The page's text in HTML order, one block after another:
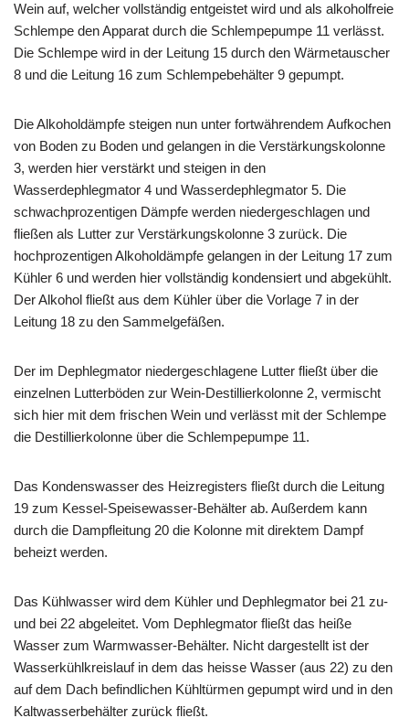
Wein auf, welcher vollständig entgeistet wird und als alkoholfreie
Schlempe den Apparat durch die Schlempepumpe 11 verlässt.
Die Schlempe wird in der Leitung 15 durch den Wärmetauscher
8 und die Leitung 16 zum Schlempebehälter 9 gepumpt.
Die Alkoholdämpfe steigen nun unter fortwährendem Aufkochen
von Boden zu Boden und gelangen in die Verstärkungskolonne
3, werden hier verstärkt und steigen in den
Wasserdephlegmator 4 und Wasserdephlegmator 5. Die
schwachprozentigen Dämpfe werden niedergeschlagen und
fließen als Lutter zur Verstärkungskolonne 3 zurück. Die
hochprozentigen Alkoholdämpfe gelangen in der Leitung 17 zum
Kühler 6 und werden hier vollständig kondensiert und abgekühlt.
Der Alkohol fließt aus dem Kühler über die Vorlage 7 in der
Leitung 18 zu den Sammelgefäßen.
Der im Dephlegmator niedergeschlagene Lutter fließt über die
einzelnen Lutterböden zur Wein-Destillierkolonne 2, vermischt
sich hier mit dem frischen Wein und verlässt mit der Schlempe
die Destillierkolonne über die Schlempepumpe 11.
Das Kondenswasser des Heizregisters fließt durch die Leitung
19 zum Kessel-Speisewasser-Behälter ab. Außerdem kann
durch die Dampfleitung 20 die Kolonne mit direktem Dampf
beheizt werden.
Das Kühlwasser wird dem Kühler und Dephlegmator bei 21 zu-
und bei 22 abgeleitet. Vom Dephlegmator fließt das heiße
Wasser zum Warmwasser-Behälter. Nicht dargestellt ist der
Wasserkühlkreislauf in dem das heisse Wasser (aus 22) zu den
auf dem Dach befindlichen Kühltürmen gepumpt wird und in den
Kaltwasserbehälter zurück fließt.